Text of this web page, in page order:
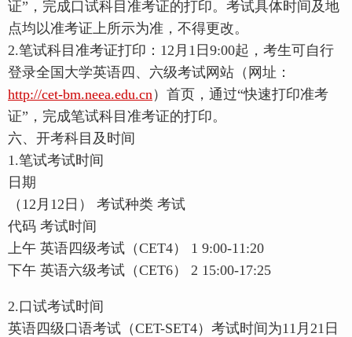
证”，完成口试科目准考证的打印。考试具体时间及地
点均以准考证上所示为准，不得更改。
2.笔试科目准考证打印：12月1日9:00起，考生可自行
登录全国大学英语四、六级考试网站（网址：
http://cet-bm.neea.edu.cn ）首页，通过“快速打印准考
证”，完成笔试科目准考证的打印。
六、开考科目及时间
1.笔试考试时间
日期
（12月12日） 考试种类 考试
代码 考试时间
上午 英语四级考试（CET4） 1 9:00-11:20
下午 英语六级考试（CET6） 2 15:00-17:25
2.口试考试时间
英语四级口语考试（CET-SET4）考试时间为11月21日